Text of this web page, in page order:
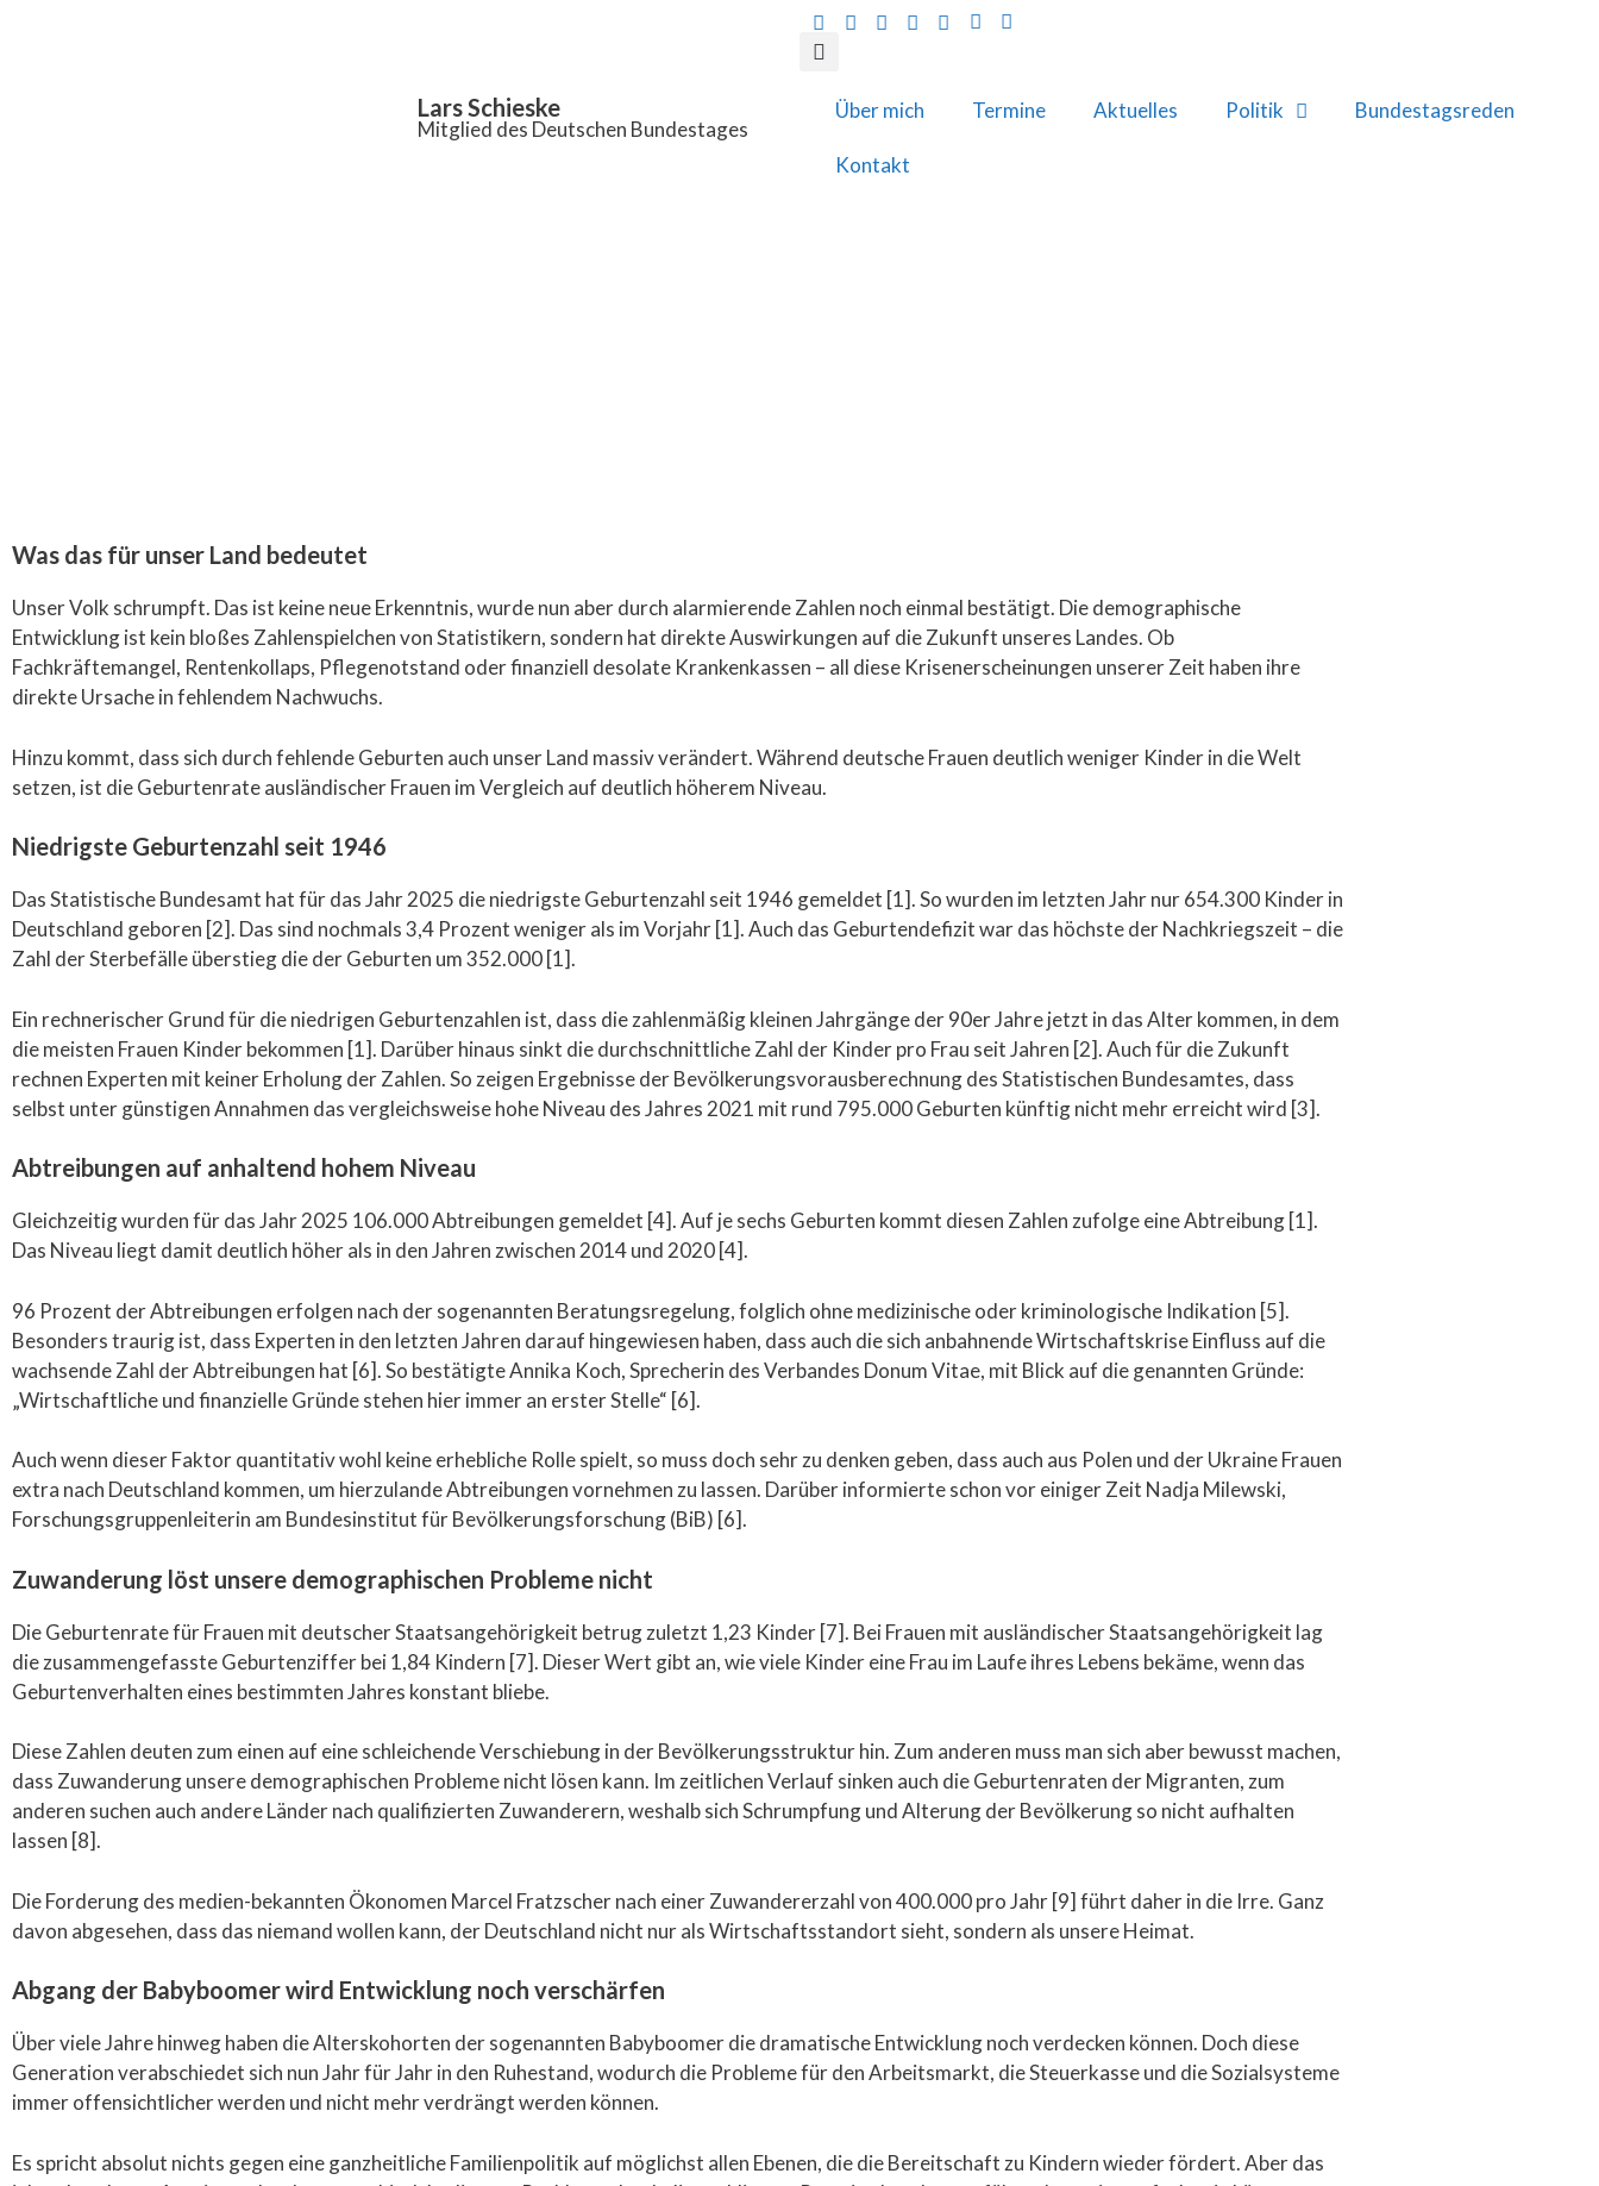
Lars Schieske
Mitglied des Deutschen Bundestages
Über mich Termine Aktuelles Politik Bundestagsreden
Kontakt
Was das für unser Land bedeutet
Unser Volk schrumpft. Das ist keine neue Erkenntnis, wurde nun aber durch alarmierende Zahlen noch einmal bestätigt. Die demographische
Entwicklung ist kein bloßes Zahlenspielchen von Statistikern, sondern hat direkte Auswirkungen auf die Zukunft unseres Landes. Ob
Fachkräftemangel, Rentenkollaps, Pflegenotstand oder finanziell desolate Krankenkassen – all diese Krisenerscheinungen unserer Zeit haben ihre
direkte Ursache in fehlendem Nachwuchs.
Hinzu kommt, dass sich durch fehlende Geburten auch unser Land massiv verändert. Während deutsche Frauen deutlich weniger Kinder in die Welt
setzen, ist die Geburtenrate ausländischer Frauen im Vergleich auf deutlich höherem Niveau.
Niedrigste Geburtenzahl seit 1946
Das Statistische Bundesamt hat für das Jahr 2025 die niedrigste Geburtenzahl seit 1946 gemeldet [1]. So wurden im letzten Jahr nur 654.300 Kinder in
Deutschland geboren [2]. Das sind nochmals 3,4 Prozent weniger als im Vorjahr [1]. Auch das Geburtendefizit war das höchste der Nachkriegszeit – die
Zahl der Sterbefälle überstieg die der Geburten um 352.000 [1].
Ein rechnerischer Grund für die niedrigen Geburtenzahlen ist, dass die zahlenmäßig kleinen Jahrgänge der 90er Jahre jetzt in das Alter kommen, in dem
die meisten Frauen Kinder bekommen [1]. Darüber hinaus sinkt die durchschnittliche Zahl der Kinder pro Frau seit Jahren [2]. Auch für die Zukunft
rechnen Experten mit keiner Erholung der Zahlen. So zeigen Ergebnisse der Bevölkerungsvorausberechnung des Statistischen Bundesamtes, dass
selbst unter günstigen Annahmen das vergleichsweise hohe Niveau des Jahres 2021 mit rund 795.000 Geburten künftig nicht mehr erreicht wird [3].
Abtreibungen auf anhaltend hohem Niveau
Gleichzeitig wurden für das Jahr 2025 106.000 Abtreibungen gemeldet [4]. Auf je sechs Geburten kommt diesen Zahlen zufolge eine Abtreibung [1].
Das Niveau liegt damit deutlich höher als in den Jahren zwischen 2014 und 2020 [4].
96 Prozent der Abtreibungen erfolgen nach der sogenannten Beratungsregelung, folglich ohne medizinische oder kriminologische Indikation [5].
Besonders traurig ist, dass Experten in den letzten Jahren darauf hingewiesen haben, dass auch die sich anbahnende Wirtschaftskrise Einfluss auf die
wachsende Zahl der Abtreibungen hat [6]. So bestätigte Annika Koch, Sprecherin des Verbandes Donum Vitae, mit Blick auf die genannten Gründe:
„Wirtschaftliche und finanzielle Gründe stehen hier immer an erster Stelle“ [6].
Auch wenn dieser Faktor quantitativ wohl keine erhebliche Rolle spielt, so muss doch sehr zu denken geben, dass auch aus Polen und der Ukraine Frauen
extra nach Deutschland kommen, um hierzulande Abtreibungen vornehmen zu lassen. Darüber informierte schon vor einiger Zeit Nadja Milewski,
Forschungsgruppenleiterin am Bundesinstitut für Bevölkerungsforschung (BiB) [6].
Zuwanderung löst unsere demographischen Probleme nicht
Die Geburtenrate für Frauen mit deutscher Staatsangehörigkeit betrug zuletzt 1,23 Kinder [7]. Bei Frauen mit ausländischer Staatsangehörigkeit lag
die zusammengefasste Geburtenziffer bei 1,84 Kindern [7]. Dieser Wert gibt an, wie viele Kinder eine Frau im Laufe ihres Lebens bekäme, wenn das
Geburtenverhalten eines bestimmten Jahres konstant bliebe.
Diese Zahlen deuten zum einen auf eine schleichende Verschiebung in der Bevölkerungsstruktur hin. Zum anderen muss man sich aber bewusst machen,
dass Zuwanderung unsere demographischen Probleme nicht lösen kann. Im zeitlichen Verlauf sinken auch die Geburtenraten der Migranten, zum
anderen suchen auch andere Länder nach qualifizierten Zuwanderern, weshalb sich Schrumpfung und Alterung der Bevölkerung so nicht aufhalten
lassen [8].
Die Forderung des medien-bekannten Ökonomen Marcel Fratzscher nach einer Zuwandererzahl von 400.000 pro Jahr [9] führt daher in die Irre. Ganz
davon abgesehen, dass das niemand wollen kann, der Deutschland nicht nur als Wirtschaftsstandort sieht, sondern als unsere Heimat.
Abgang der Babyboomer wird Entwicklung noch verschärfen
Über viele Jahre hinweg haben die Alterskohorten der sogenannten Babyboomer die dramatische Entwicklung noch verdecken können. Doch diese
Generation verabschiedet sich nun Jahr für Jahr in den Ruhestand, wodurch die Probleme für den Arbeitsmarkt, die Steuerkasse und die Sozialsysteme
immer offensichtlicher werden und nicht mehr verdrängt werden können.
Es spricht absolut nichts gegen eine ganzheitliche Familienpolitik auf möglichst allen Ebenen, die die Bereitschaft zu Kindern wieder fördert. Aber das